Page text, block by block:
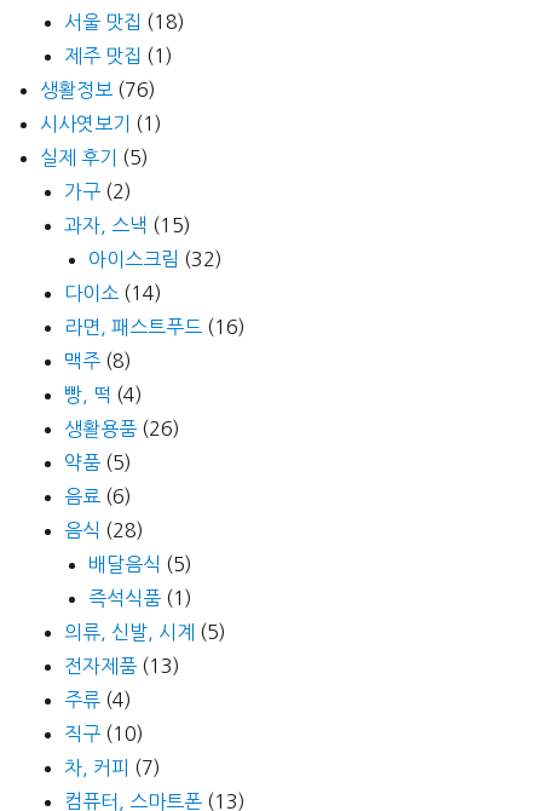
서울 맛집 (18)
제주 맛집 (1)
생활정보 (76)
시사엿보기
(1)
실제 후기
(5)
가구 (2)
과자, 스낵 (15)
아이스크림 (32)
다이소 (14)
라면, 패스트푸드 (16)
맥주 (8)
빵, 떡 (4)
생활용품 (26)
약품 (5)
음료 (6)
음식 (28)
배달음식 (5)
즉석식품 (1)
의류, 신발, 시계
(5)
전자제품 (13)
주류 (4)
직구 (10)
차, 커피 (7)
컴퓨터, 스마트폰 (13)